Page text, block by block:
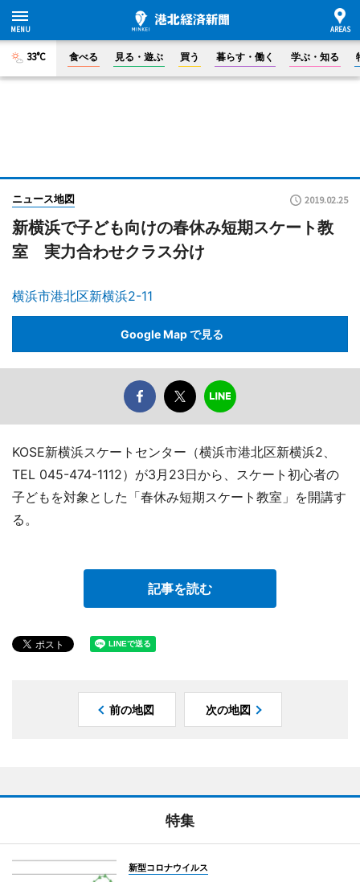
33°C 食べる 見る・遊ぶ 買う 暮らす・働く 学ぶ・知る
ニュース地図 2019.02.25
新横浜で子ども向けの春休み短期スケート教
室 実力合わせクラス分け
横浜市港北区新横浜2-11
Google Map で見る
KOSE新横浜スケートセンター（横浜市港北区新横浜2、
TEL 045-474-1112）が3月23日から、スケート初心者の
子どもを対象とした「春休み短期スケート教室」を開講す
る。
記事を読む
前の地図 次の地図
特集
新型コロナウイルス